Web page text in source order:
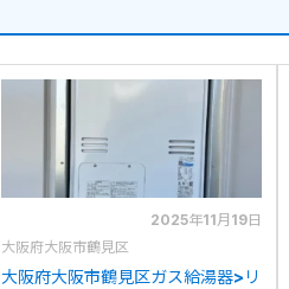
2025年11月19日
大阪府大阪市鶴見区
大阪府大阪市鶴見区ガス給湯器>リ